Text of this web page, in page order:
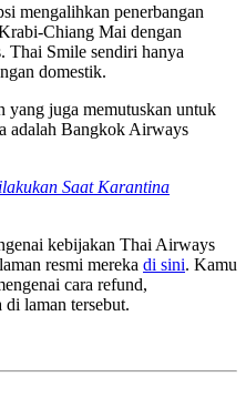
mengalihkan penerbangan
Chiang Mai dengan
Thai Smile sendiri hanya
domestik.
yang juga memutuskan untuk
adalah Bangkok Airways
Saat Karantina
kebijakan Thai Airways
resmi mereka di sini. Kamu
cara refund,
laman tersebut.